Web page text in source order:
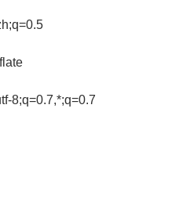
8;q=0.7,*;q=0.7